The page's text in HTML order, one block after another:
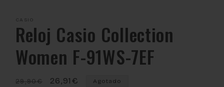
ventana
modal
CASIO
Reloj Casio Collection
Women F-91WS-7EF
Precio
29,90€
Precio
26,91€ Agotado